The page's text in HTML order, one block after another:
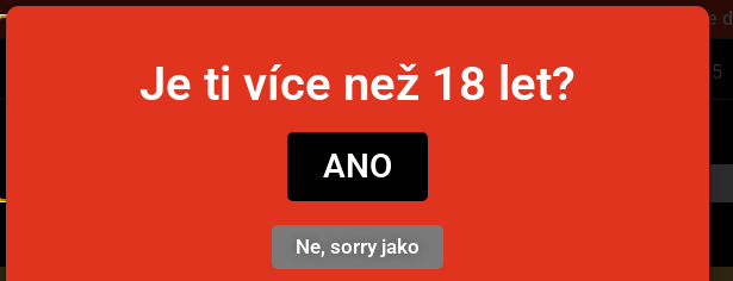
Objednajte cez víkend a získajte
+420 733 525 395
snusim
Je ti více než 18 let?
ANO
Ne, sorry jako